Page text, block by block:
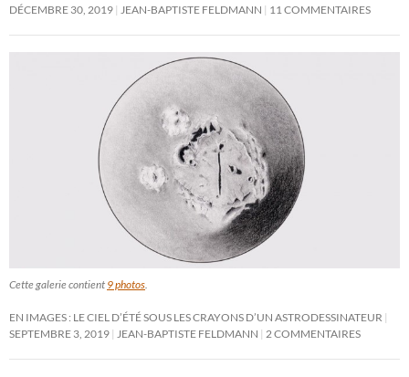
DÉCEMBRE 30, 2019 JEAN-BAPTISTE FELDMANN 11 COMMENTAIRES
Cette galerie contient 9 photos.
EN IMAGES : LE CIEL D’ÉTÉ SOUS LES CRAYONS D’UN ASTRODESSINATEUR
SEPTEMBRE 3, 2019 JEAN-BAPTISTE FELDMANN 2 COMMENTAIRES